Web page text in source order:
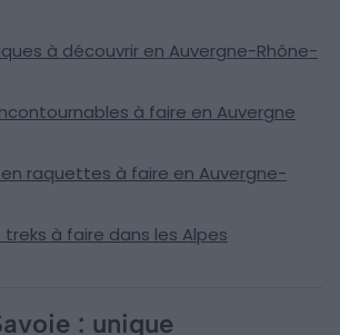
à découvrir en Auvergne-Rhône-
à faire en Auvergne
en raquettes à faire en Auvergne-
treks à faire dans les Alpes
: unique